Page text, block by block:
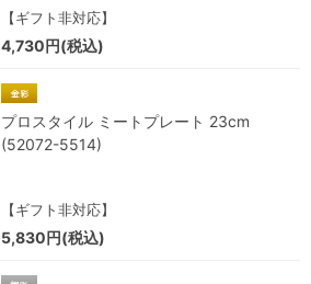
【ギフト非対応】
4,730円(税込)
プロスタイル ミートプレート 23cm
(52072-5514)
【ギフト非対応】
5,830円(税込)